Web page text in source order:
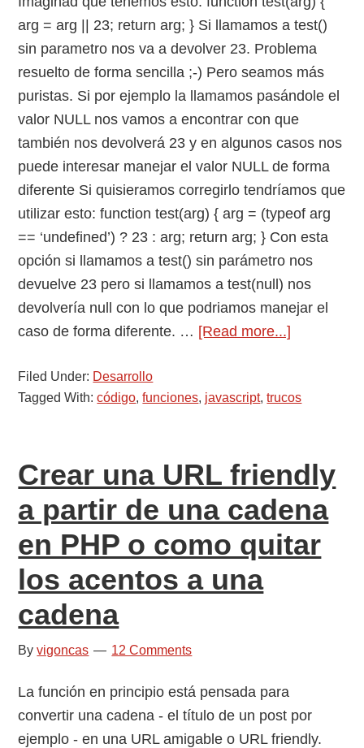
arg = arg || 23; return arg; } Si llamamos a test()
sin parametro nos va a devolver 23. Problema
resuelto de forma sencilla ;-) Pero seamos más
puristas. Si por ejemplo la llamamos pasándole el
valor NULL nos vamos a encontrar con que
también nos devolverá 23 y en algunos casos nos
puede interesar manejar el valor NULL de forma
diferente Si quisieramos corregirlo tendríamos que
utilizar esto: function test(arg) { arg = (typeof arg
== ‘undefined’) ? 23 : arg; return arg; } Con esta
opción si llamamos a test() sin parámetro nos
devuelve 23 pero si llamamos a test(null) nos
devolvería null con lo que podriamos manejar el
caso de forma diferente. … [Read more...]
por
Javascript
Filed Under: Desarrollo
Tagged With:código,funciones, javascript,trucos
Crear una URL friendly
a partir de una cadena
en PHP o como quitar
los acentos a una
cadena
Byvigoncas 12 Comments
La función en principio está pensada para
convertir una cadena - el título de un post por
ejemplo - en una URL amigable o URL friendly.